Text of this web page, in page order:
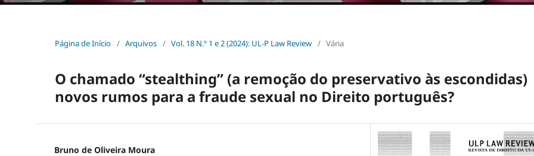
Página de Início / Arquivos / Vol. 18 N.º 1 e 2 (2024): UL-P Law Review / Vária
O chamado “stealthing” (a remoção do preservativo às escondidas)
novos rumos para a fraude sexual no Direito português?
Bruno de Oliveira Moura